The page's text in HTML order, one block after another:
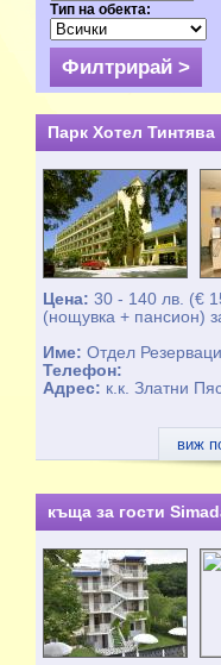
цени от 7 лв.
Тип на обекта:
Парк Хотел Тинтява
Цена:30 - 140 лв. (€
(нощувка + пансион)
Име:Отдел
Телефон:
Адрес: к.к. Златни
виж
къща за гости